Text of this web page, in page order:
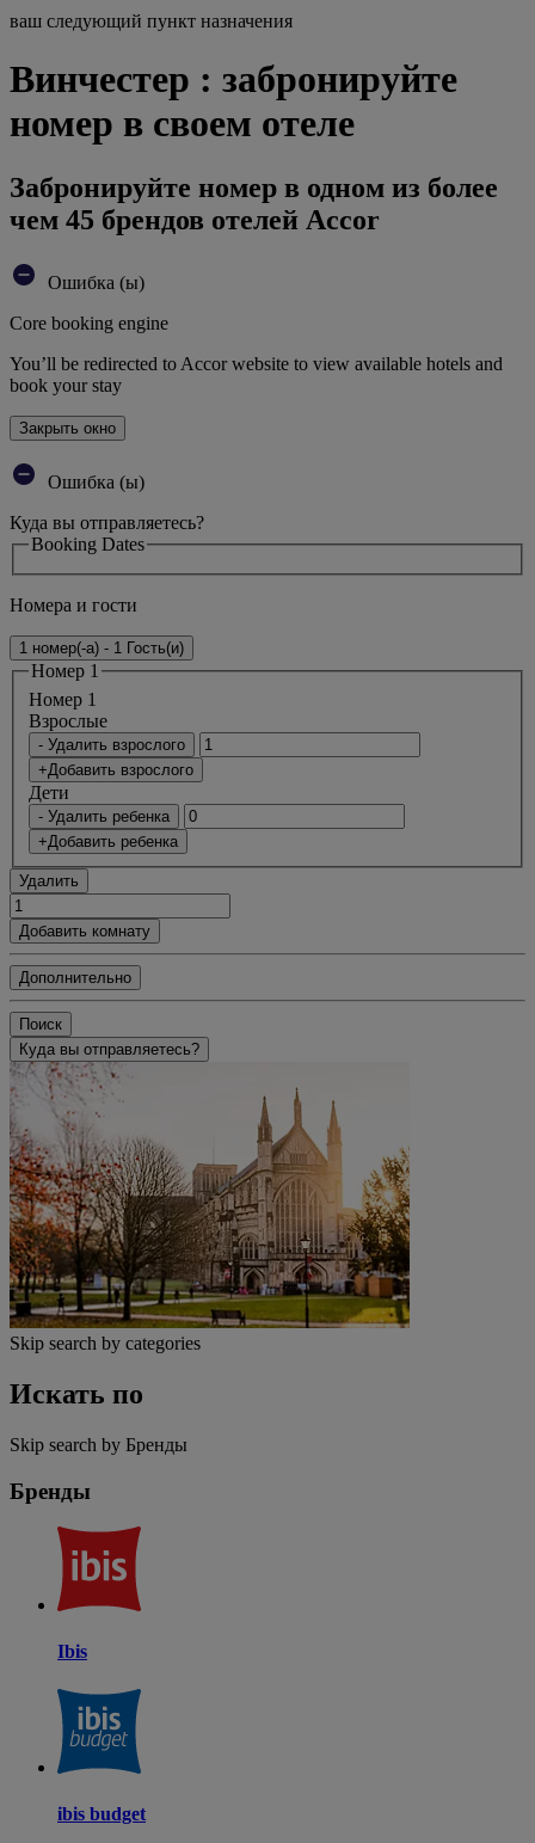
ваш следующий пункт назначения
Винчестер : забронируйте
номер в своем отеле
Забронируйте номер в одном из более
чем 45 брендов отелей Accor
Ошибка (ы)
Core booking engine
You’ll be redirected to Accor website to view available hotels and
book your stay
Закрыть окно
Ошибка (ы)
Куда вы отправляетесь?
Booking Dates
Номера и гости
1 номер(-а) - 1 Гость(и)
Номер 1
Номер 1
Bзрослые
- Удалить взрослого
+Добавить взрослого
Дети
- Удалить ребенка
+Добавить ребенка
Удалить
Добавить комнату
Дополнительно
Поиск
Куда вы отправляетесь?
Skip search by categories
Искать по
Skip search by Бренды
Бренды
Ibis
ibis budget